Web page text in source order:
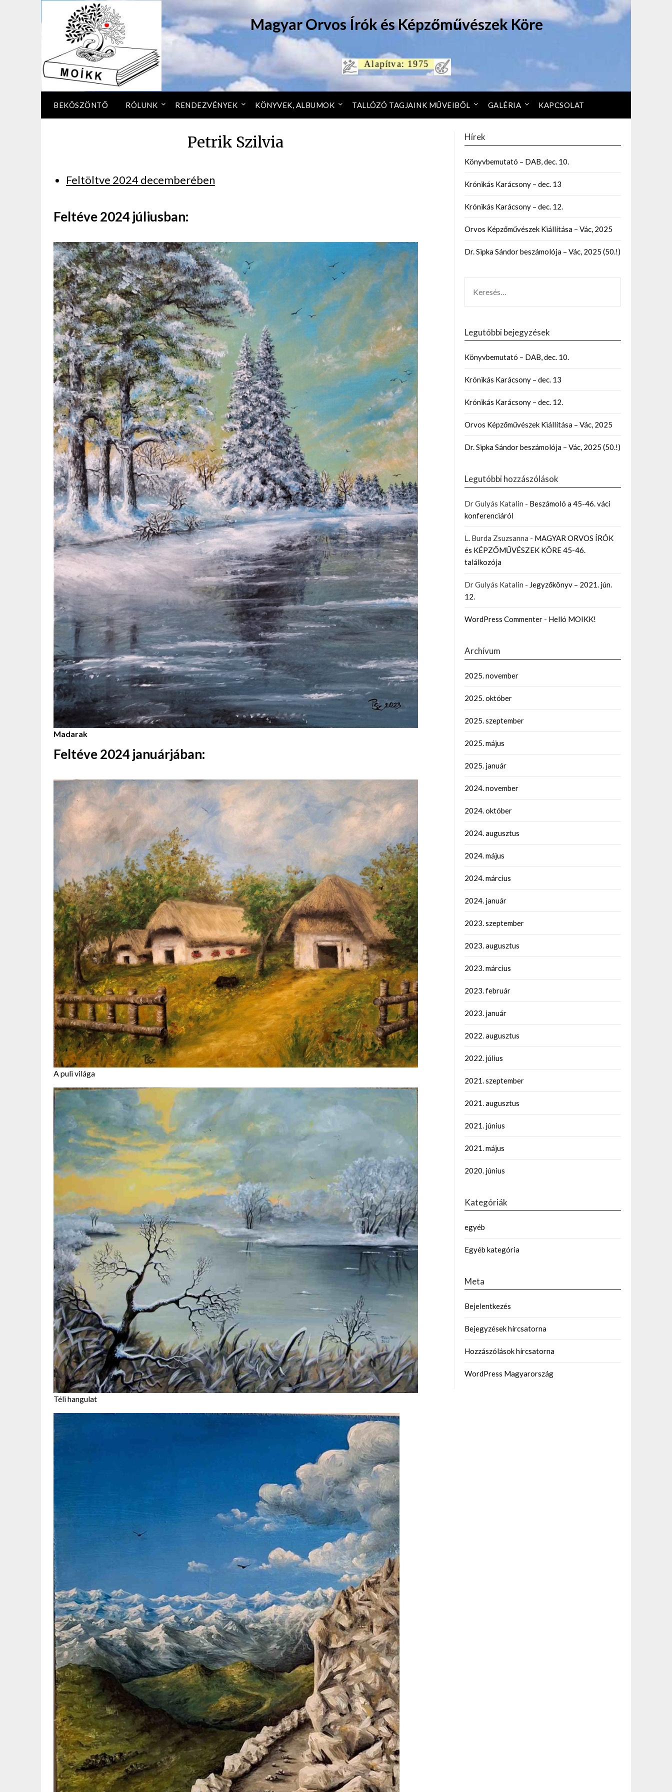
Magyar Orvos Írók és Képzőművészek Köre
BEKÖSZÖNTŐ RÓLUNK RENDEZVÉNYEK KÖNYVEK, ALBUMOK TALLÓZÓ TAGJAINK MŰVEIBŐL GALÉRIA KAPCSOLAT
Petrik Szilvia
Feltöltve 2024 decemberében
Feltéve 2024 júliusban:
Madarak
Feltéve 2024 januárjában:
A puli világa
Téli hangulat
Hírek
Könyvbemutató – DAB, dec. 10.
Krónikás Karácsony – dec. 13
Krónikás Karácsony – dec. 12.
Orvos Képzőművészek Kiállítása – Vác, 2025
Dr. Sipka Sándor beszámolója – Vác, 2025 (50.!)
Legutóbbi bejegyzések
Könyvbemutató – DAB, dec. 10.
Krónikás Karácsony – dec. 13
Krónikás Karácsony – dec. 12.
Orvos Képzőművészek Kiállítása – Vác, 2025
Dr. Sipka Sándor beszámolója – Vác, 2025 (50.!)
Legutóbbi hozzászólások
Dr Gulyás Katalin - Beszámoló a 45-46. váci
konferenciáról
L. Burda Zsuzsanna - MAGYAR ORVOS ÍRÓK
és KÉPZŐMŰVÉSZEK KÖRE 45-46.
találkozója
Dr Gulyás Katalin - Jegyzőkönyv – 2021. jún.
12.
WordPress Commenter- Helló MOIKK!
Archívum
2025. november
2025. október
2025. szeptember
2025. május
2025. január
2024. november
2024. október
2024. augusztus
2024. május
2024. március
2024. január
2023. szeptember
2023. augusztus
2023. március
2023. február
2023. január
2022. augusztus
2022. július
2021. szeptember
2021. augusztus
2021. június
2021. május
2020. június
Kategóriák
egyéb
Egyéb kategória
Meta
Bejelentkezés
Bejegyzések hírcsatorna
Hozzászólások hírcsatorna
WordPress Magyarország